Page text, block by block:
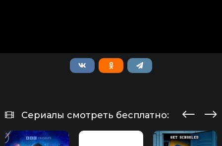
Сериалы смотреть бесплатно: